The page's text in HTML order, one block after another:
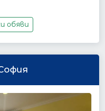
обяви